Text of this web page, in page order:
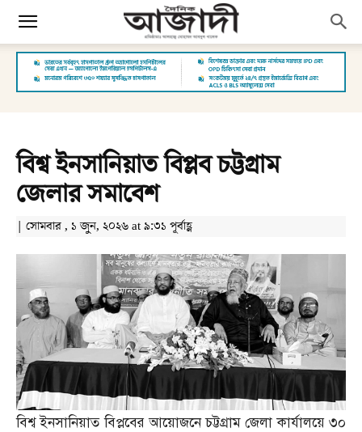
বিশ্ব ইনসানিয়াত বিপ্লব চট্টগ্রাম
জেলার সমাবেশ
| সোমবার , ১ জুন, ২০২৬ at ৯:৩১ পূর্বাহ্ণ
বিশ্ব ইনসানিয়াত বিপ্লবের আয়োজনে চট্টগ্রাম জেলা কার্যালয়ে ৩০